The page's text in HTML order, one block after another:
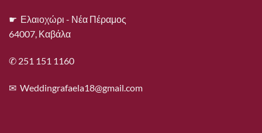
☛ Ελαιοχώρι - Νέα Πέραμος
64007, Καβάλα
✆ 251 151 1160
✉ Weddingrafaela18@gmail.com